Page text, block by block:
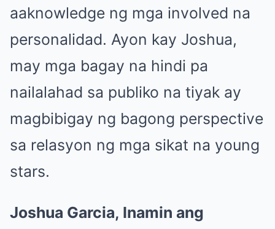
aaknowledge ng mga involved na
personalidad. Ayon kay Joshua,
may mga bagay na hindi pa
nailalahad sa publiko na tiyak ay
magbibigay ng bagong perspective
sa relasyon ng mga sikat na young
stars.
Joshua Garcia, Inamin ang